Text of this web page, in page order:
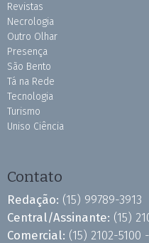
Revistas
Necrologia
Outro Olhar
Presença
São Bento
Tá na Rede
Tecnologia
Turismo
Uniso Ciência
Contato
Redação: (15) 99789-3913
Central/Assinante: (15)
Comercial: (15) 2102-